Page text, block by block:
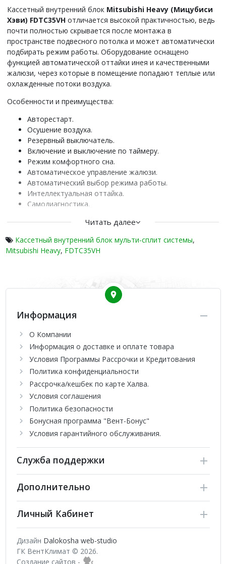
Кассетный внутренний блок Mitsubishi Heavy (Мицубиси
Хэви) FDTC35VH отличается высокой практичностью, ведь
почти полностью скрывается после монтажа в
пространстве подвесного потолка и может автоматически
подбирать режим работы. Оборудование оснащено
функцией автоматической оттайки инея и качественными
жалюзи, через которые в помещение попадают теплые или
охлажденные потоки воздуха.
Особенности и преимущества:
Авторестарт.
Осушение воздуха.
Резервный выключатель.
Включение и выключение по таймеру.
Режим комфортного сна.
Автоматическое управление жалюзи.
Автоматический выбор режима работы.
Интеллектуальная оттайка.
Самодиагностика.
Кассетные внутренние блоки FDTC-VG оснащены
установки в помещениях, где иногда бывают сбои в подаче
электрического тока. Современные устройства отличаются
инея и система самодиагностики гарантируют приборам
Читать далее
Кассетный внутренний блок мульти-сплит системы,
Mitsubishi Heavy, FDTC35VH
Информация
О Компании
Информация о доставке и оплате товара
Условия Программы Рассрочки и Кредитования
Политика конфиденциальности
Рассрочка/кешбек по карте Халва.
Условия соглашения
Политика безопасности
Бонусная программа "Вент-Бонус"
Условия гарантийного обслуживания.
Служба поддержки
Дополнительно
Личный Кабинет
Дизайн Dalokosha web-studio
ГК ВентКлимат © 2026.
Создание сайтов -